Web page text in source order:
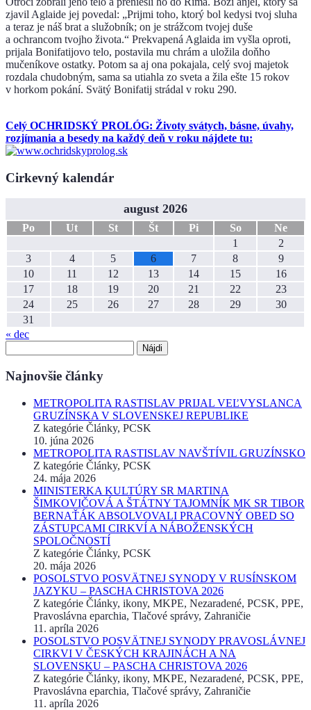
zjavil Aglaide jej povedal: „Prijmi toho, ktorý bol kedysi tvoj sluha
a teraz je náš brat a služobník; on je strážcom tvojej duše
a ochrancom tvojho života.“ Prekvapená Aglaida im vyšla oproti,
prijala Bonifatijovo telo, postavila mu chrám a uložila doňho
mučeníkove ostatky. Potom sa aj ona pokajala, celý svoj majetok
rozdala chudobným, sama sa utiahla zo sveta a žila ešte 15 rokov
v horkom pokání. Svätý Bonifatij strádal v roku 290.
Celý OCHRIDSKÝ PROLÓG: Životy svátych, básne, úvahy,
rozjímania a besedy na každý deň v roku nájdete tu:
Cirkevný kalendár
august 2026
Po Ut St Št Pi So
Ne
1
2
3
4 5 6 7 8
9
10
11 12 13 14 15
16
17
18 19 20 21 22
23
24
25 26 27 28 29
30
31
« dec
Najnovšie články
METROPOLITA RASTISLAV PRIJAL VEĽVYSLANCA
GRUZÍNSKA V SLOVENSKEJ REPUBLIKE
Z kategórie Články, PCSK
10. júna 2026
METROPOLITA RASTISLAV NAVŠTÍVIL GRUZÍNSKO
Z kategórie Články, PCSK
24. mája 2026
MINISTERKA KULTÚRY SR MARTINA
ŠIMKOVIČOVÁ A ŠTÁTNY TAJOMNÍK MK SR TIBOR
BERNAŤÁK ABSOLVOVALI PRACOVNÝ OBED SO
ZÁSTUPCAMI CIRKVÍ A NÁBOŽENSKÝCH
SPOLOČNOSTÍ
Z kategórie Články, PCSK
20. mája 2026
POSOLSTVO POSVÄTNEJ SYNODY V RUSÍNSKOM
JAZYKU – PASCHA CHRISTOVA 2026
Z kategórie Články, ikony, MKPE, Nezaradené, PCSK, PPE,
Pravoslávna eparchia, Tlačové správy, Zahraničie
11. apríla 2026
POSOLSTVO POSVÄTNEJ SYNODY PRAVOSLÁVNEJ
CIRKVI V ČESKÝCH KRAJINÁCH A NA
SLOVENSKU – PASCHA CHRISTOVA 2026
Z kategórie Články, ikony, MKPE, Nezaradené, PCSK, PPE,
Pravoslávna eparchia, Tlačové správy, Zahraničie
11. apríla 2026